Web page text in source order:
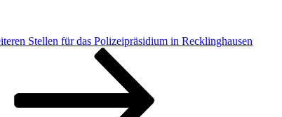
Stellen für das Polizeipräsidium in Recklinghausen